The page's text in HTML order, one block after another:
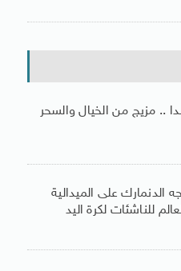
.. مزيج من الخيال والسحر
الدنمارك على الميدالية
للناشئات لكرة اليد